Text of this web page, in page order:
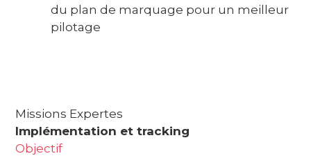
du plan de marquage pour un meilleur
pilotage
Missions Expertes
Implémentation et tracking
Objectif